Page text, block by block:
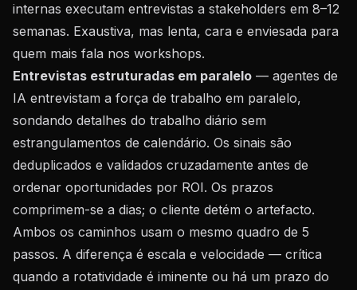
internas executam entrevistas a stakeholders em 8–12
semanas. Exaustiva, mas lenta, cara e enviesada para
quem mais fala nos workshops.
Entrevistas estruturadas em paralelo — agentes de
IA entrevistam a força de trabalho em paralelo,
sondando detalhes do trabalho diário sem
estrangulamentos de calendário. Os sinais são
deduplicados e validados cruzadamente antes de
ordenar oportunidades por ROI. Os prazos
comprimem-se a dias; o cliente detém o artefacto.
Ambos os caminhos usam o mesmo quadro de 5
passos. A diferença é escala e velocidade — crítica
quando a rotatividade é iminente ou há um prazo do